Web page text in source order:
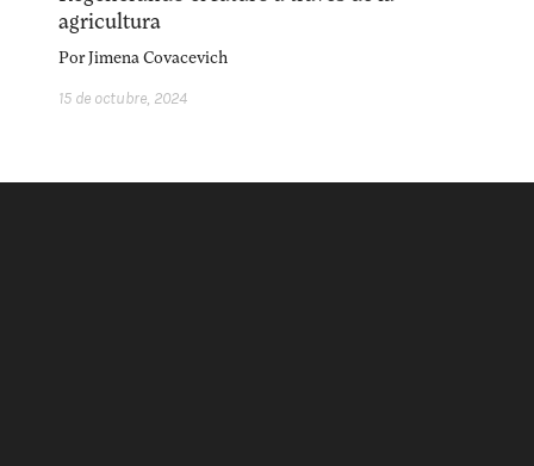
agricultura
PorJimena Covacevich
15 de octubre, 2024
acerca
equipo política de envíos